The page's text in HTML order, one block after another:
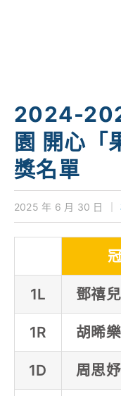
我們的成就
對外聯繫
聯絡我們
2024-
園 開心「
獎名單
2025 年 6 月 30 日
1L 鄧禧
1R 胡晞
1D 周思